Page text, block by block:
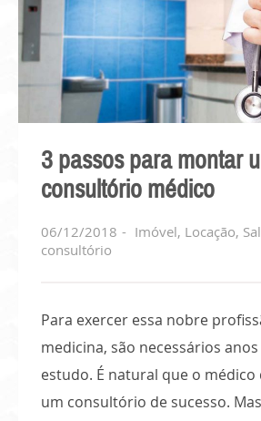
3 passos para montar
consultório médico
06/12/2018 Imóvel, Locação,
consultório
Para exercer essa nobre
medicina, são necessários
estudo. É natural que o
um consultório de sucesso.